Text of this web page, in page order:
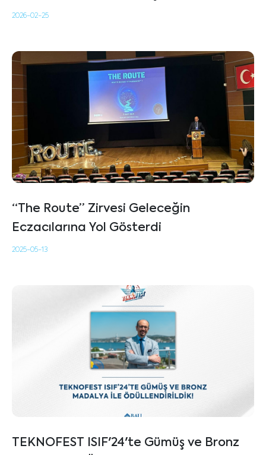
Sahipliği Yaptı
2026-02-25
“The Route” Zirvesi Geleceğin
Eczacılarına Yol Gösterdi
2025-05-13
TEKNOFEST ISIF'24'te Gümüş ve Bronz